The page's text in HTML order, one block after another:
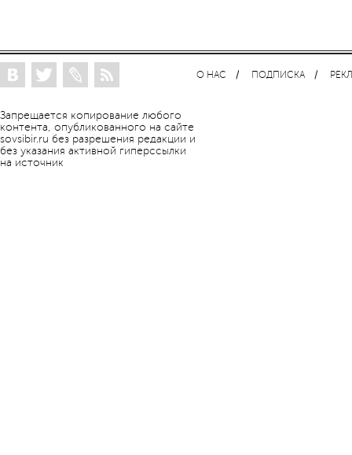
Запрещается копирование любого
контента, опубликованного на сайте
sovsibir.ru без разрешения редакции и
без указания активной гиперссылки
на источник
О НАС ПОДПИСКА